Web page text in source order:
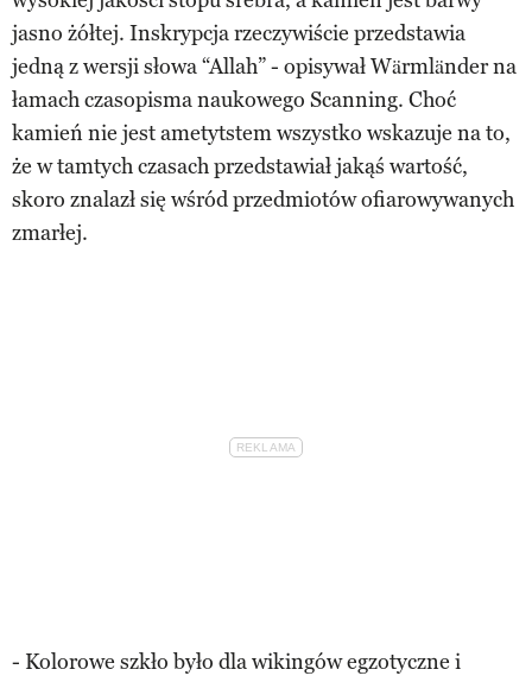
jasno żółtej. Inskrypcja rzeczywiście przedstawia
jedną z wersji słowa “Allah” - opisywał Wärmländer na
łamach czasopisma naukowego Scanning. Choć
kamień nie jest ametytstem wszystko wskazuje na to,
że w tamtych czasach przedstawiał jakąś wartość,
skoro znalazł się wśród przedmiotów ofiarowywanych
zmarłej.
- Kolorowe szkło było dla wikingów egzotyczne i